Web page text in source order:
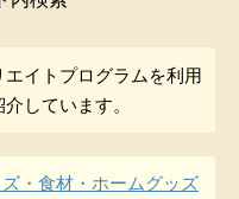
イトプログラムを利用
しています。
・食材・ホームグッズ